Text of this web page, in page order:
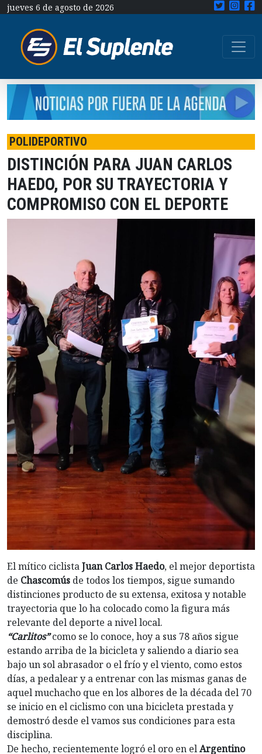
jueves 6 de agosto de 2026
POLIDEPORTIVO
DISTINCIÓN PARA JUAN CARLOS
HAEDO, POR SU TRAYECTORIA Y
COMPROMISO CON EL DEPORTE
El mítico ciclistaJuan Carlos Haedo, el mejor deportista
de Chascomús de todos los tiempos, sigue sumando
distinciones producto de su extensa, exitosa y notable
trayectoria que lo ha colocado como la figura más
relevante del deporte a nivel local.
“Carlitos”como se lo conoce, hoy a sus 78 años sigue
estando arriba de la bicicleta y saliendo a diario sea
bajo un sol abrasador o el frío y el viento, como estos
días, a pedalear y a entrenar con las mismas ganas de
aquel muchacho que en los albores de la década del 70
se inicio en el ciclismo con una bicicleta prestada y
demostró desde el vamos sus condiciones para esta
disciplina.
De hecho, recientemente logró el oro en elArgentino